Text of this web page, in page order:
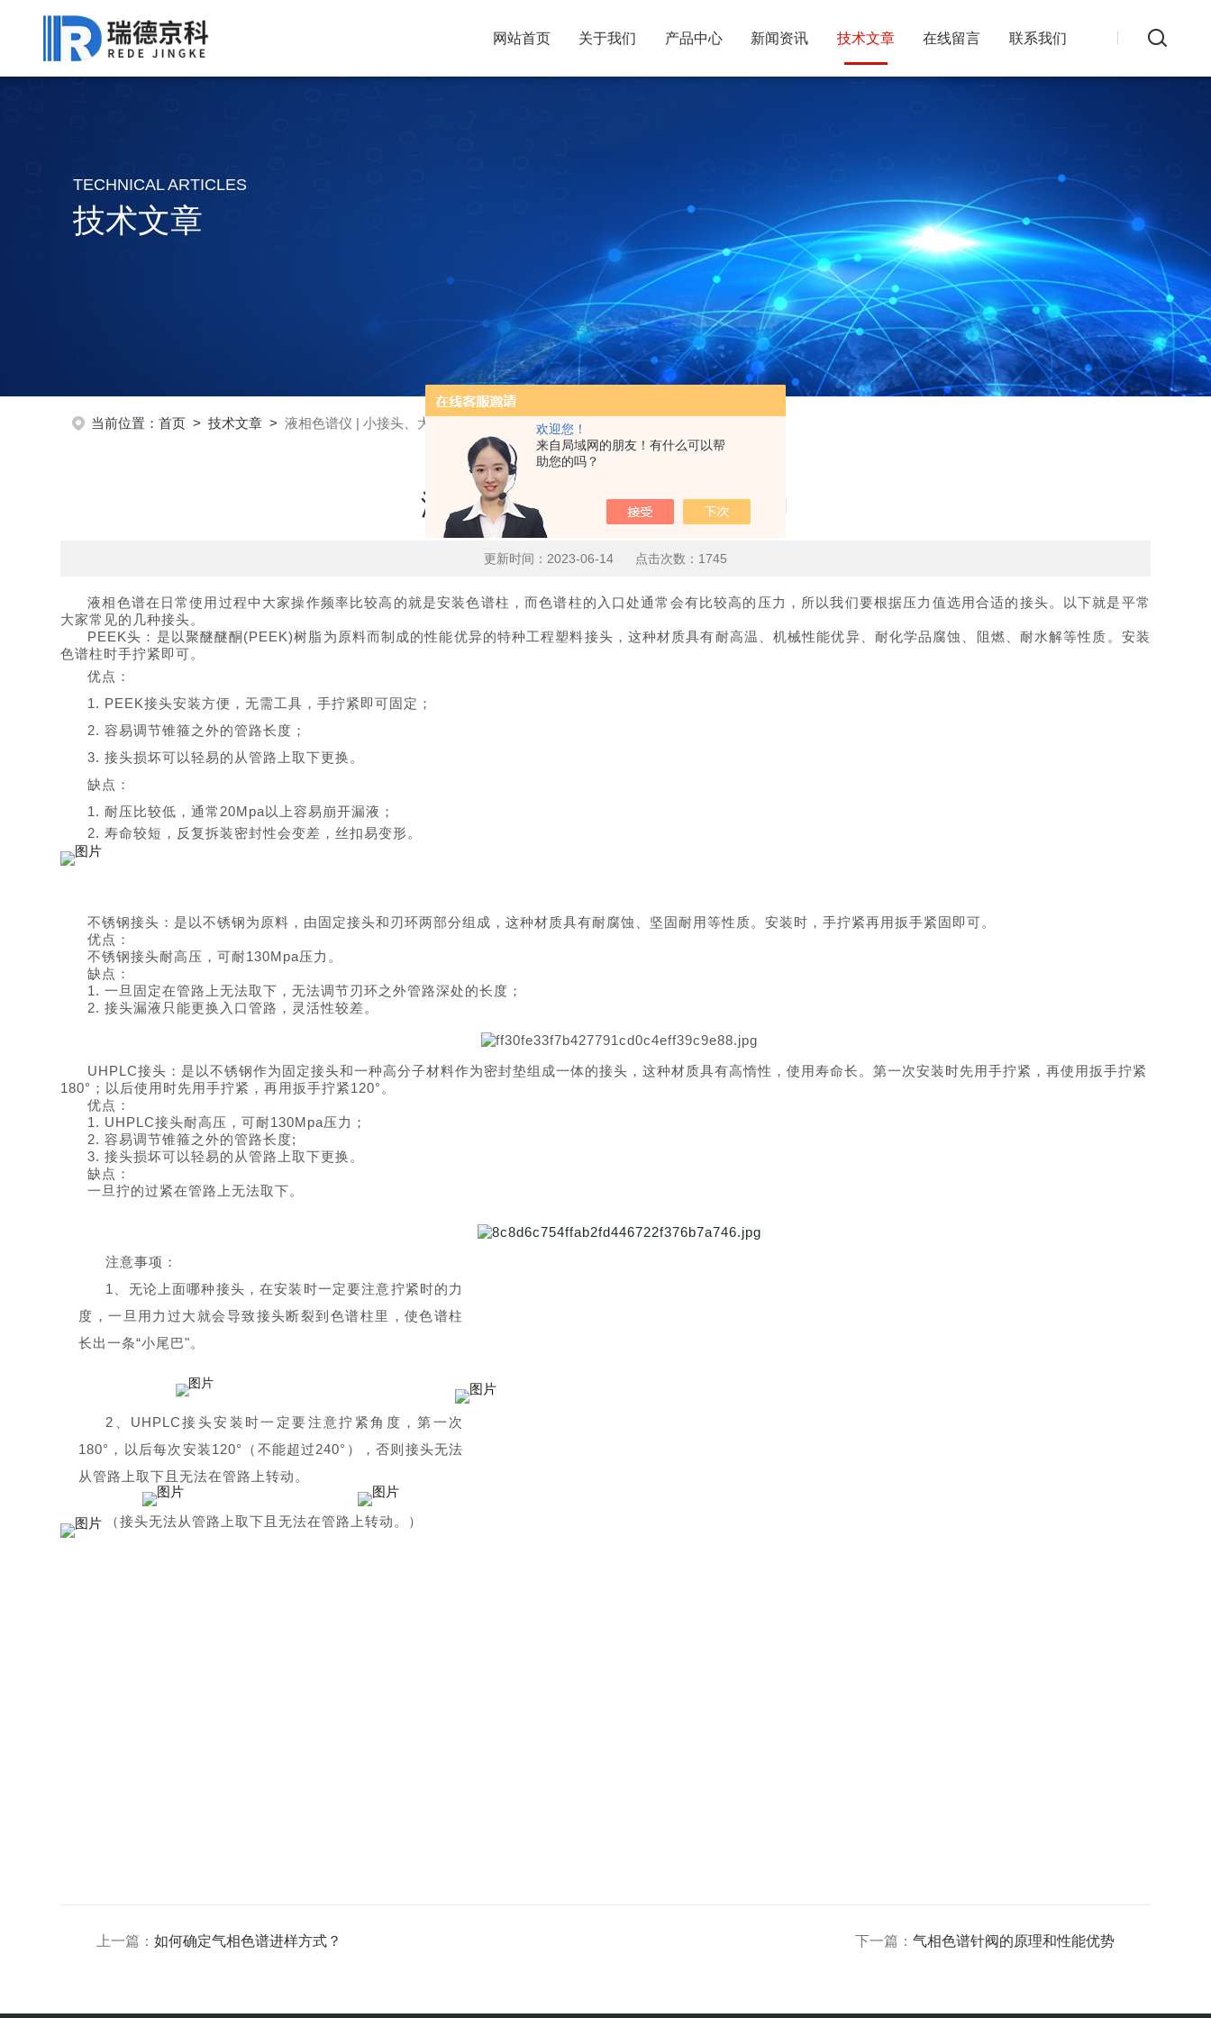
欢迎您！
来自局域网的朋友！有什么可以帮
助您的吗？
网站首页 关于我们 产品中心 新闻资讯 技术文章 在线留言 联系我们
TECHNICAL ARTICLES
技术文章
当前位置：首页 >技术文章 >液相色谱仪 | 小接头、大压力
液相色谱仪 | 小接头、大压力
更新时间：2023-06-14 点击次数：1745
液相色谱在日常使用过程中大家操作频率比较高的就是安装色谱柱，而色谱柱的入口处通常会有比较高的压力，所以我们要根据压力值选用合适的接头。以下就是平常
大家常见的几种接头。
PEEK头：是以聚醚醚酮(PEEK)树脂为原料而制成的性能优异的特种工程塑料接头，这种材质具有耐高温、机械性能优异、耐化学品腐蚀、阻燃、耐水解等性质。安装
色谱柱时手拧紧即可。
优点：
1 . PEEK接头安装方便，无需工具，手拧紧即可固定；
2.容易调节锥箍之外的管路长度；
3.接头损坏可以轻易的从管路上取下更换 。
缺点：
1. 耐压比较低，通常20Mpa以上容易崩开漏液；
2.寿命较短，反复拆装密封性会变差，丝扣易变形。
不锈钢接头：是以不锈钢为原料，由固定接头和刃环两部分组成，这种材质具有耐腐蚀、坚固耐用等性质。安装时，手拧紧再用扳手紧固即可。
优点：
不锈钢接头耐高压，可耐130Mpa压力。
缺点：
1.一旦固定在管路上无法取下，无法调节刃环之外管路深处的长度；
2.接头漏液只能更换入口管路，灵活性较差。
UHPLC接头：是以不锈钢作为固定接头和一种高分子材料作为密封垫组成一体的接头，这种材质具有高惰性，使用寿命长。第一次安装时先用手拧紧，再使用扳手拧紧
180°；以后使用时先用手拧紧，再用扳手拧紧120°。
优点：
1. UHPLC接头耐高压，可耐130Mpa压力；
2. 容易调节锥箍之外的管路长度;
3. 接头损坏可以轻易的从管路上取下更换。
缺点：
一旦拧的过紧在管路上无法取下。
注意事项：
1、无论上面哪种接头，在安装时一定要注意拧紧时的力
度，一旦用力过大就会导致接头断裂到色谱柱里，使色谱柱
长出一条“小尾巴"。
2、UHPLC接头安装时一定要注意拧紧角度，第一次
180°，以后每次安装120°（不能超过240°），否则接头无法
从管路上取下且无法在管路上转动。
（接头无法从管路上取下且无法在管路上转动。）
上一篇：如何确定气相色谱进样方式？ 下一篇： 气相色谱针阀的原理和性能优势